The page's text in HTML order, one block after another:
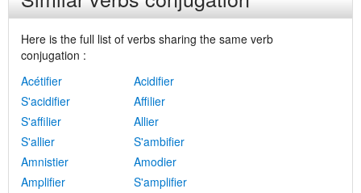
Here is the full list of verbs sharing the same verb
conjugation :
Acétifier
Acidifier
S'acidifier
Affilier
S'affilier
Allier
S'allier
S'ambifier
Amnistier
Amodier
Amplifier
S'amplifier